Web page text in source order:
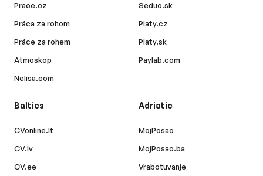
Prace.cz
Práca za rohom
Práce za rohem
Atmoskop
Nelisa.com
Seduo.sk
Platy.cz
Platy.sk
Paylab.com
Baltics
CVonline.lt
CV.lv
CV.ee
Adriatic
MojPosao
MojPosao.ba
Vrabotuvanje